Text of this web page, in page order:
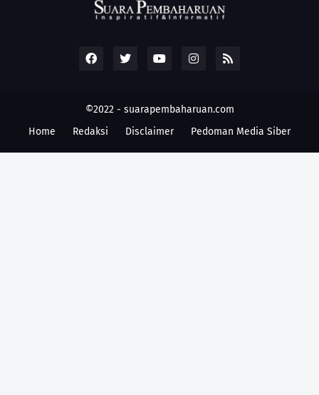
©2022 - suarapembaharuan.com
Home
Redaksi Disclaimer Pedoman Media Siber